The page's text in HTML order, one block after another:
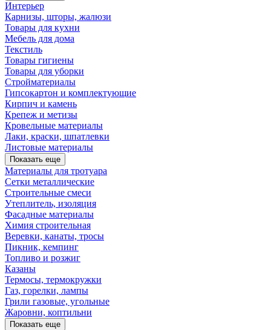
Интерьер
Карнизы, шторы, жалюзи
Товары для кухни
Мебель для дома
Текстиль
Товары гигиены
Товары для уборки
Стройматериалы
Гипсокартон и комплектующие
Кирпич и камень
Крепеж и метизы
Кровельные материалы
Лаки, краски, шпатлевки
Листовые материалы
Показать еще
Материалы для тротуара
Сетки металлические
Строительные смеси
Утеплитель, изоляция
Фасадные материалы
Химия строительная
Веревки, канаты, тросы
Пикник, кемпинг
Топливо и розжиг
Казаны
Термосы, термокружки
Газ, горелки, лампы
Грили газовые, угольные
Жаровни, коптильни
Показать еще